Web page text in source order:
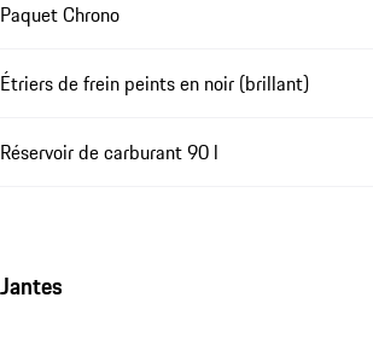
Paquet Chrono
Étriers de frein peints en noir (brillant)
Réservoir de carburant 90 l
Jantes